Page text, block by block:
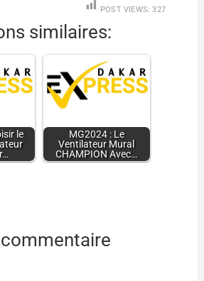
POST VIEWS: 327
similaires:
le
MG2024 : Le
Ventilateur Mural
CHAMPION Avec…